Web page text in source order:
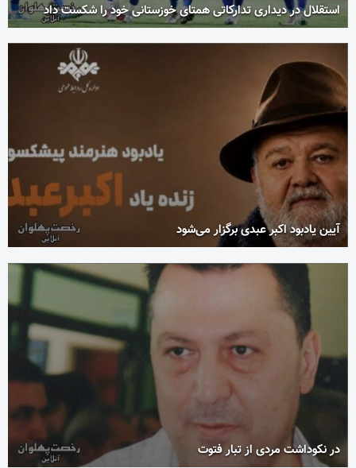
استقلال در دیداری تدارکاتی همتای خوزستانی خود را شکست داد
آیین یادبود اکبر عبدی برگزار می‌شود
در نکوداشت مردی از تبار فتوت